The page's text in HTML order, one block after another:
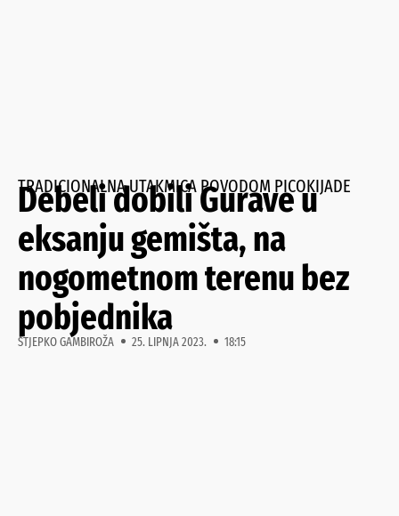
TRADICIONALNA UTAKMICA POVODOM PICOKIJADE
Debeli dobili Gurave u
eksanju gemišta, na
nogometnom terenu bez
pobjednika
STJEPKO GAMBIROŽA 25. LIPNJA 2023. 18:15